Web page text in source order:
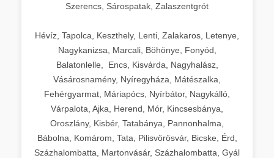
Szerencs, Sárospatak, Zalaszentgrót
Hévíz, Tapolca, Keszthely, Lenti, Zalakaros, Letenye,
Nagykanizsa, Marcali, Böhönye, Fonyód,
Balatonlelle, Encs, Kisvárda, Nagyhalász,
Vásárosnamény, Nyíregyháza, Mátészalka,
Fehérgyarmat, Máriapócs, Nyírbátor, Nagykálló,
Várpalota, Ajka, Herend, Mór, Kincsesbánya,
Oroszlány, Kisbér, Tatabánya, Pannonhalma,
Bábolna, Komárom, Tata, Pilisvörösvár, Bicske, Érd,
Százhalombatta, Martonvásár, Százhalombatta, Gyál